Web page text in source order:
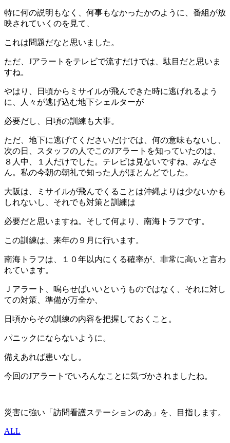
特に何の説明もなく、何事もなかったかのように、番組が放
映されていくのを見て、
これは問題だなと思いました。
ただ、Jアラートをテレビで流すだけでは、駄目だと思いま
すね。
やはり、日頃からミサイルが飛んできた時に逃げれるよう
に、人々が逃げ込む地下シェルターが
必要だし、日頃の訓練も大事。
ただ、地下に逃げてくださいだけでは、何の意味もないし、
次の日、スタッフの人でこのJアラートを知っていたのは、
８人中、１人だけでした。テレビは見ないですね、みなさ
ん。私の今朝の朝礼で知った人がほとんどでした。
大阪は、ミサイルが飛んでくることは沖縄よりは少ないかも
しれないし、それでも対策と訓練は
必要だと思いますね。そして何より、南海トラフです。
この訓練は、来年の９月に行います。
南海トラフは、１０年以内にくる確率が、非常に高いと言わ
れています。
Ｊアラート、鳴らせばいいというものではなく、それに対し
ての対策、準備が万全か、
日頃からその訓練の内容を把握しておくこと。
パニックにならないように。
備えあれば患いなし。
今回のJアラートでいろんなことに気づかされましたね。
災害に強い「訪問看護ステーションのあ」を、目指します。
ALL